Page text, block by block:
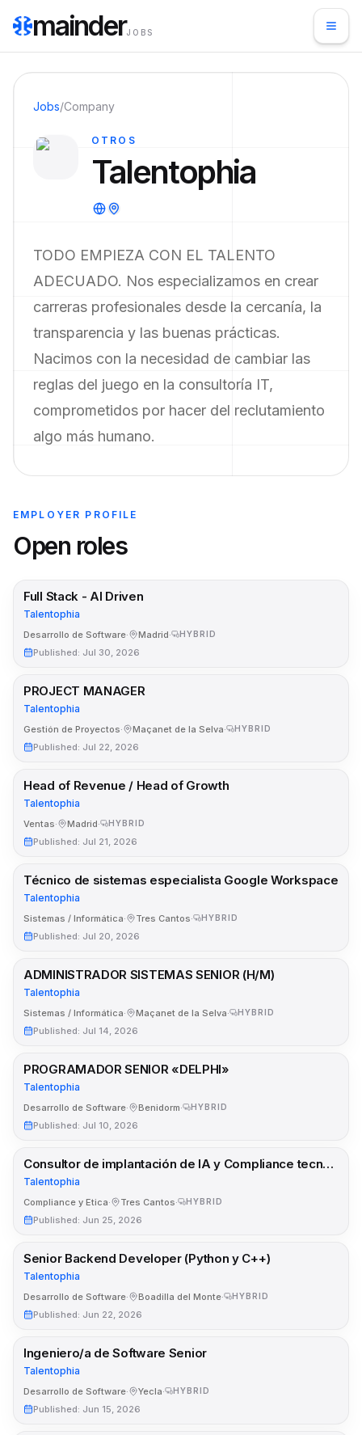
mainderJOBS
Jobs/Company
OTROS
Talentophia
TODO EMPIEZA CON EL TALENTO
ADECUADO. Nos especializamos en crear
carreras profesionales desde la cercanía, la
transparencia y las buenas prácticas.
Nacimos con la necesidad de cambiar las
reglas del juego en la consultoría IT,
comprometidos por hacer del reclutamiento
algo más humano.
EMPLOYER PROFILE
Open roles
Full Stack - AI Driven
Talentophia
Desarrollo de Software· Madrid· HYBRID
Published: Jul 30, 2026
PROJECT MANAGER
Talentophia
Gestión de Proyectos· Maçanet de la Selva· HYBRID
Published: Jul 22, 2026
Head of Revenue / Head of Growth
Talentophia
Ventas· Madrid· HYBRID
Published: Jul 21, 2026
Técnico de sistemas especialista Google Workspace
Talentophia
Sistemas / Informática· Tres Cantos· HYBRID
Published: Jul 20, 2026
ADMINISTRADOR SISTEMAS SENIOR (H/M)
Talentophia
Sistemas / Informática· Maçanet de la Selva· HYBRID
Published: Jul 14, 2026
PROGRAMADOR SENIOR «DELPHI»
Talentophia
Desarrollo de Software· Benidorm· HYBRID
Published: Jul 10, 2026
Consultor de implantación de IA y Compliance tecnológico
Talentophia
Compliance y Etica· Tres Cantos· HYBRID
Published: Jun 25, 2026
Senior Backend Developer (Python y C++)
Talentophia
Desarrollo de Software· Boadilla del Monte· HYBRID
Published: Jun 22, 2026
Ingeniero/a de Software Senior
Talentophia
Desarrollo de Software· Yecla· HYBRID
Published: Jun 15, 2026